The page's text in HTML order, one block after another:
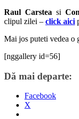
Raul Carstea si
clipul zilei – click aici
Mai jos puteti vedea o
[nggallery id=56]
Dă mai departe:
Facebook
X